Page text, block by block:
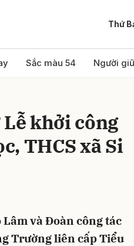
Thứ
Sắc màu 54 Người
khởi công
THCS xã Si
và Đoàn công tác
Trường liên cấp Tiểu